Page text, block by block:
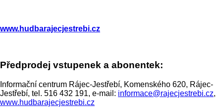
www.hudbarajecjestrebi.cz
Předprodej vstupenek a abonentek:
Informační centrum Rájec-Jestřebí, Komenského 620, Rájec-
Jestřebí, tel. 516 432 191, e-mail: informace@rajecjestrebi.cz,
www.hudbarajecjestrebi.cz